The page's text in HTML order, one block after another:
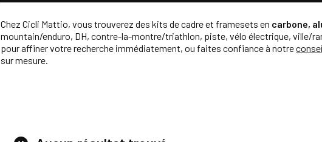
Chez Cicli Mattio, vous trouverez des kits de cadre et framesets en carbone,
mountain/enduro, DH, contre-la-montre/triathlon, piste, vélo électrique, ville/
pour affiner votre recherche immédiatement, ou faites confiance à notre
sur mesure.